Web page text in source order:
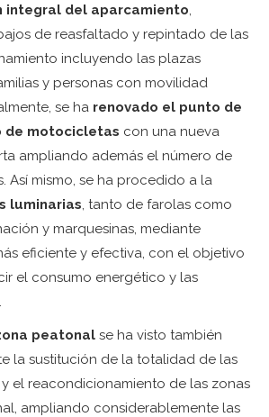
integral del aparcamiento,
de reasfaltado y repintado de las
incluyendo las plazas
y personas con movilidad
se ha renovado el punto de
de motocicletas con una nueva
ampliando además el número de
Así mismo, se ha procedido a la
luminarias, tanto de farolas como
y marquesinas, mediante
eficiente y efectiva, con el objetivo
el consumo energético y las
peatonal se ha visto también
la sustitución de la totalidad de las
el reacondicionamiento de las zonas
ampliando considerablemente las